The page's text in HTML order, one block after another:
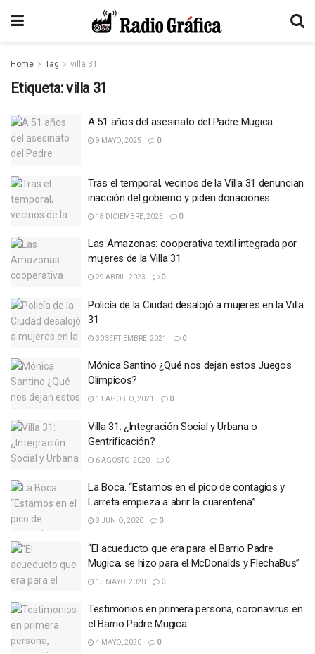
Home Tag villa 31
Etiqueta:villa 31
A 51 años del asesinato del Padre Mugica
9 MAYO, 2025 0
Tras el temporal, vecinos de la Villa 31 denuncian
inacción del gobierno y piden donaciones
18 DICIEMBRE, 2023 0
Las Amazonas: cooperativa textil integrada por
mujeres de la Villa 31
29 ABRIL, 2023 0
Policía de la Ciudad desalojó a mujeres en la Villa
31
30 SEPTIEMBRE, 2021 0
Mónica Santino ¿Qué nos dejan estos Juegos
Olímpicos?
11 AGOSTO, 2021 0
Villa 31: ¿Integración Social y Urbana o
Gentrificación?
6 AGOSTO, 2020 0
La Boca. “Estamos en el pico de contagios y
Larreta empieza a abrir la cuarentena”
8 JUNIO, 2020 0
“El acueducto que era para el Barrio Padre
Mugica, se hizo para el McDonalds y FlechaBus”
15 MAYO, 2020 0
Testimonios en primera persona, coronavirus en
el Barrio Padre Mugica
4 MAYO, 2020 0